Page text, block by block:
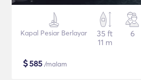
Kapal Pesiar Berlayar
35 ft
11 m
6
$585 /malam